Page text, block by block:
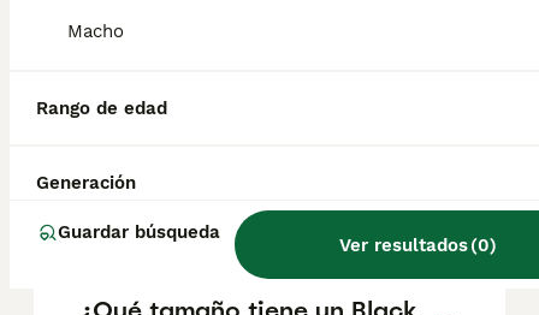
Macho
Rango de edad
Generación
Guardar búsqueda
Ver resultados(0)
¿Qué significa black and tan
and Tan Coonhound les
gusta que los acaricien?